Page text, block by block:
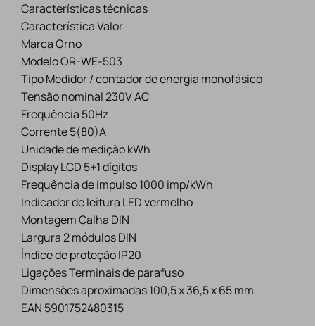
Características técnicas
Característica Valor
Marca Orno
Modelo OR-WE-503
Tipo Medidor / contador de energia monofásico
Tensão nominal 230V AC
Frequência 50Hz
Corrente 5(80)A
Unidade de medição kWh
Display LCD 5+1 dígitos
Frequência de impulso 1000 imp/kWh
Indicador de leitura LED vermelho
Montagem Calha DIN
Largura 2 módulos DIN
Índice de proteção IP20
Ligações Terminais de parafuso
Dimensões aproximadas 100,5 x 36,5 x 65 mm
EAN 5901752480315